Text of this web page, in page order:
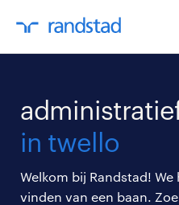
in twello
Welkom bij Randstad!
vinden van een baan.